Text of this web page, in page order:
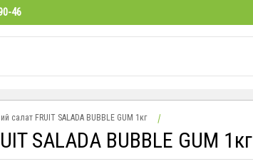
46
салат FRUIT SALADA BUBBLE GUM 1кг
SALADA BUBBLE GUM 1кг